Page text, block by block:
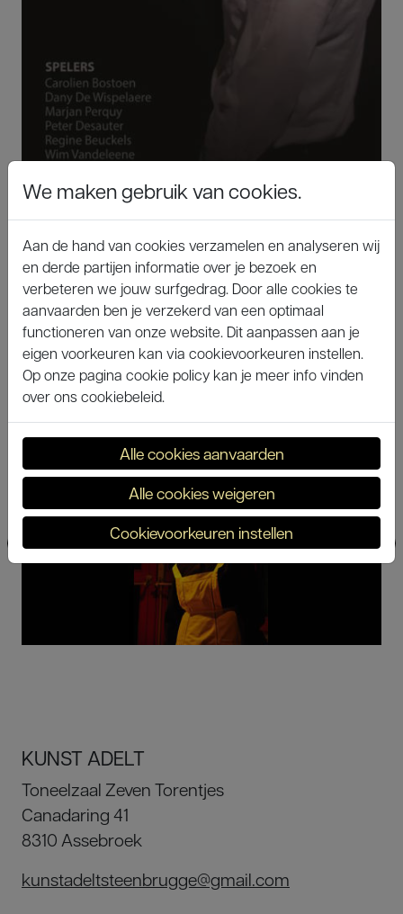
Regisseur: Dirk Van Den Broeck
Auteur: Henrik Ibsen
Spelers: Carolien Bostoen, Dany
Dewispelaere, Marjan Perquy, Peter
Desauter, Regine Beuckels, Wim Vandeleene
Speeldata: 1, 7, 8, 13, 14 en 15 december 2018
in de toneelzaal van de kinderboerderij 'De
KUNST ADELT
Toneelzaal Zeven Torentjes
Canadaring 41
8310 Assebroek
kunstadeltsteenbrugge@gmail.com
We maken gebruik van cookies.
Aan de hand van cookies verzamelen en analyseren wij
en derde partijen informatie over je bezoek en
verbeteren we jouw surfgedrag. Door alle cookies te
aanvaarden ben je verzekerd van een optimaal
functioneren van onze website. Dit aanpassen aan je
eigen voorkeuren kan via cookievoorkeuren instellen.
Op onze pagina cookie policy kan je meer info vinden
over ons cookiebeleid.
Alle cookies aanvaarden
Alle cookies weigeren
Cookievoorkeuren instellen